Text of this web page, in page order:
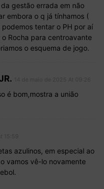
gestão errada em não
embora o q já tínhamos (
podemos tentar o PH por aí
Rocha para centroavante
o esquema de jogo.
é bom,mostra a união
azulinos, em especial ao
vamos vê-lo novamente